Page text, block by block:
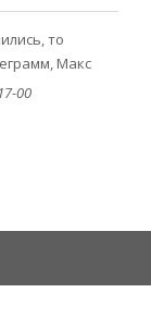
то
Макс
00